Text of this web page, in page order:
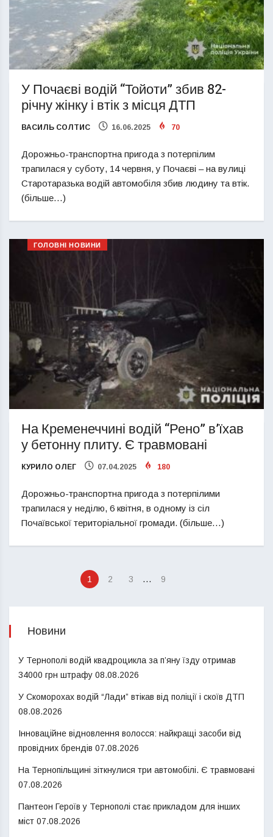
У Почаєві водій “Тойоти” збив 82-
річну жінку і втік з місця ДТП
ВАСИЛЬ СОЛТИС 16.06.2025 70
Дорожньо-транспортна пригода з потерпілим
трапилася у суботу, 14 червня, у Почаєві – на вулиці
Старотаразька водій автомобіля збив людину та втік.
(більше…)
ГОЛОВНІ НОВИНИ
На Кременеччині водій “Рено” в’їхав
у бетонну плиту. Є травмовані
КУРИЛО ОЛЕГ 07.04.2025 180
Дорожньо-транспортна пригода з потерпілими
трапилася у неділю, 6 квітня, в одному із сіл
Почаївської територіальної громади. (більше…)
1 2 3 … 9
Новини
У Тернополі водій квадроцикла за п’яну їзду отримав
34000 грн штрафу 08.08.2026
У Скоморохах водій “Лади” втікав від поліції і скоїв ДТП
08.08.2026
Інноваційне відновлення волосся: найкращі засоби від
провідних брендів 07.08.2026
На Тернопільщині зіткнулися три автомобілі. Є травмовані
07.08.2026
Пантеон Героїв у Тернополі стає прикладом для інших
міст 07.08.2026